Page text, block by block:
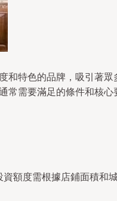
和特色的品牌，吸引著
需要滿足的條件和核心
額度需根據店鋪面積和